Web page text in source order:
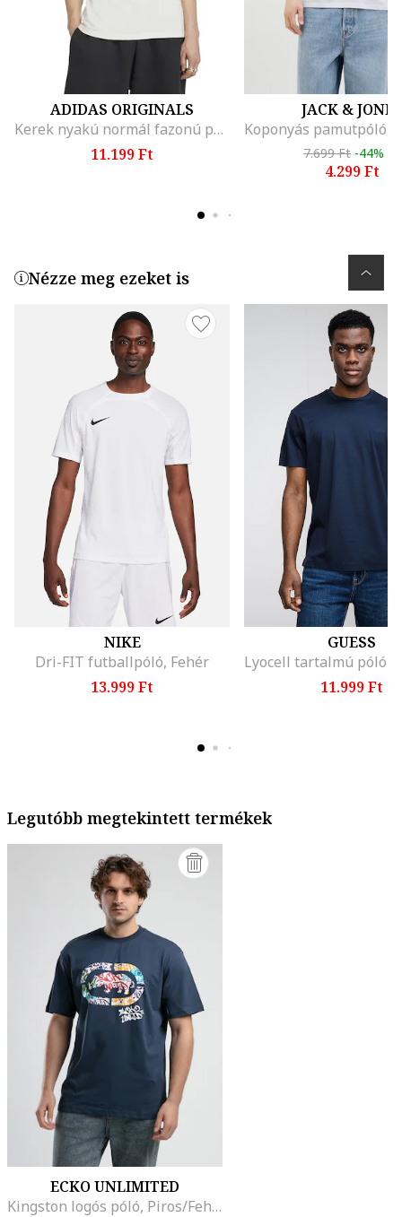
ADIDAS ORIGINALS
Kerek nyakú normál fazonú póló, Korallszín, Törtfehér,
11.199 Ft
JACK & JONES
7.699 Ft -44%
4.299 Ft
Nézze meg ezeket is
NIKE
Dri-FIT futballpóló, Fehér
13.999 Ft
GUESS
11.999 Ft
Legutóbb megtekintett termékek
ECKO UNLIMITED
Kingston logós póló, Piros/Fehér/Tengerészkék